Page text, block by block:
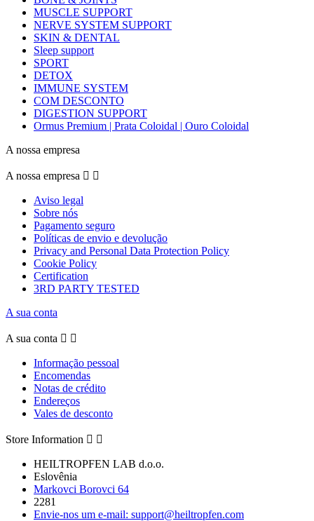
MUSCLE SUPPORT
NERVE SYSTEM SUPPORT
SKIN & DENTAL
Sleep support
SPORT
DETOX
IMMUNE SYSTEM
COM DESCONTO
DIGESTION SUPPORT
Ormus Premium | Prata Coloidal | Ouro Coloidal
A nossa empresa
A nossa empresa  
Aviso legal
Sobre nós
Pagamento seguro
Políticas de envio e devolução
Privacy and Personal Data Protection Policy
Cookie Policy
Certification
3RD PARTY TESTED
A sua conta
A sua conta  
Informação pessoal
Encomendas
Notas de crédito
Endereços
Vales de desconto
Store Information  
HEILTROPFEN LAB d.o.o.
Eslovênia
Markovci Borovci 64
2281
Envie-nos um e-mail: support@heiltropfen.com